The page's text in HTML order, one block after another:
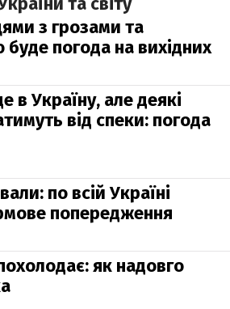
з грозами та
погода на вихідних
в Україну, але деякі
від спеки: погода
по всій Україні
попередження
як надовго